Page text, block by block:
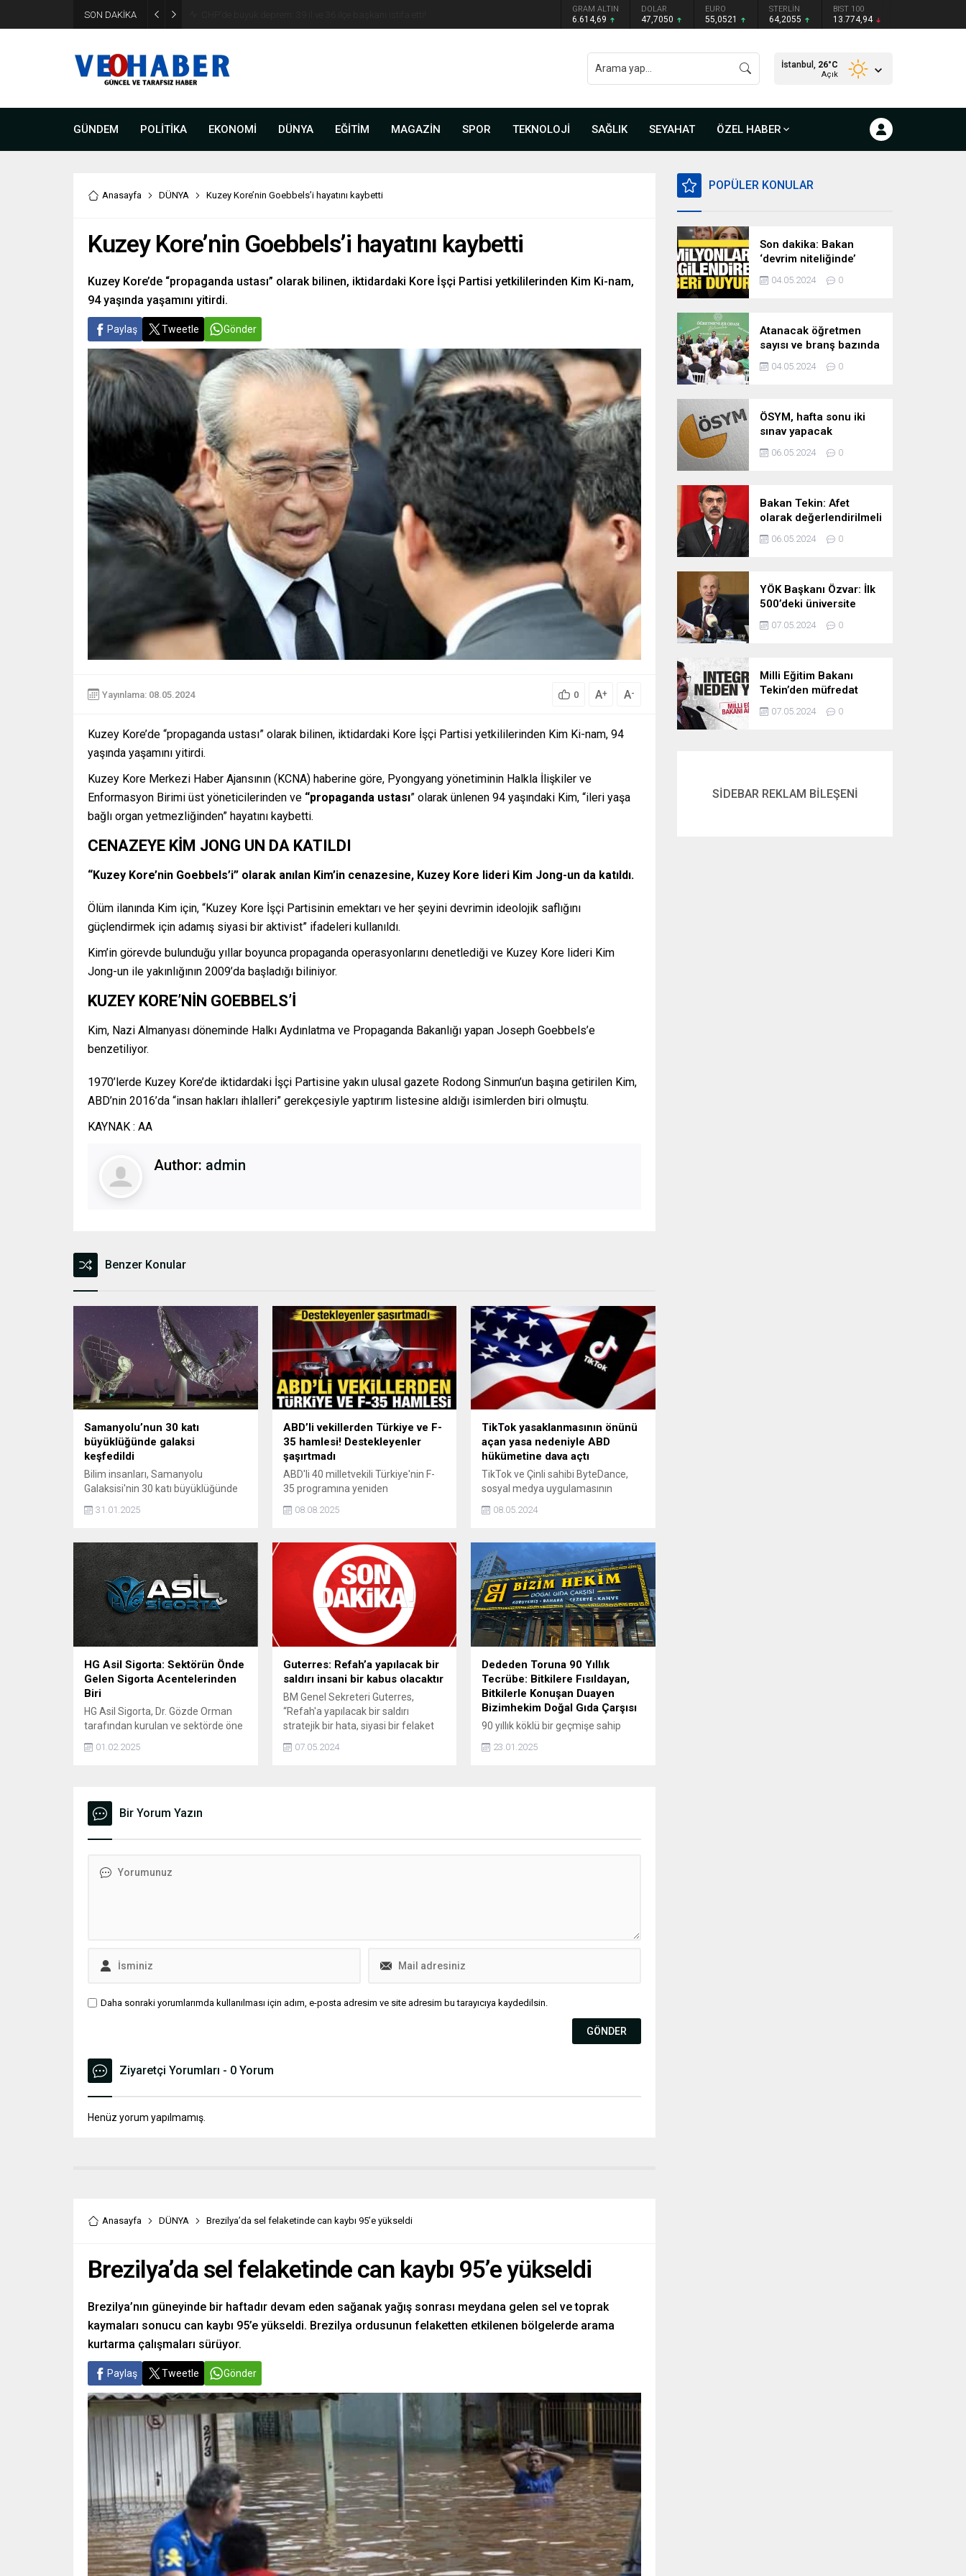
SON DAKİKA GRAM ALTIN
6.614,69
DOLAR
47,7050
EURO
55,0521
STERLİN
64,2055
BIST 100
13.774,94
İstanbul, 26°C
Açık
GÜNDEM POLİTİKA EKONOMİ DÜNYA EĞİTİM MAGAZİN SPOR TEKNOLOJİ SAĞLIK SEYAHAT ÖZEL HABER
Anasayfa DÜNYA Kuzey Kore’nin Goebbels’i hayatını kaybetti
Kuzey Kore’nin Goebbels’i hayatını kaybetti
Kuzey Kore’de “propaganda ustası” olarak bilinen, iktidardaki Kore İşçi Partisi yetkililerinden Kim Ki-nam,
94 yaşında yaşamını yitirdi.
Paylaş Tweetle Gönder
Yayınlama: 08.05.2024 0 A+ A-
Kuzey Kore’de “propaganda ustası” olarak bilinen, iktidardaki Kore İşçi Partisi yetkililerinden Kim Ki-nam, 94
yaşında yaşamını yitirdi.
Kuzey Kore Merkezi Haber Ajansının (KCNA) haberine göre, Pyongyang yönetiminin Halkla İlişkiler ve
Enformasyon Birimi üst yöneticilerinden ve “propaganda ustası” olarak ünlenen 94 yaşındaki Kim, “ileri yaşa
bağlı organ yetmezliğinden” hayatını kaybetti.
CENAZEYE KİM JONG UN DA KATILDI
“Kuzey Kore’nin Goebbels’i” olarak anılan Kim’in cenazesine, Kuzey Kore lideri Kim Jong-un da katıldı.
Ölüm ilanında Kim için, “Kuzey Kore İşçi Partisinin emektarı ve her şeyini devrimin ideolojik saflığını
güçlendirmek için adamış siyasi bir aktivist” ifadeleri kullanıldı.
Kim’in görevde bulunduğu yıllar boyunca propaganda operasyonlarını denetlediği ve Kuzey Kore lideri Kim
Jong-un ile yakınlığının 2009’da başladığı biliniyor.
KUZEY KORE’NİN GOEBBELS’İ
Kim, Nazi Almanyası döneminde Halkı Aydınlatma ve Propaganda Bakanlığı yapan Joseph Goebbels’e
benzetiliyor.
1970’lerde Kuzey Kore’de iktidardaki İşçi Partisine yakın ulusal gazete Rodong Sinmun’un başına getirilen Kim,
ABD’nin 2016’da “insan hakları ihlalleri” gerekçesiyle yaptırım listesine aldığı isimlerden biri olmuştu.
KAYNAK : AA
Author: admin
Benzer Konular
Samanyolu’nun 30 katı
büyüklüğünde galaksi
keşfedildi
Bilim insanları, Samanyolu
Galaksisi'nin 30 katı büyüklüğünde
ve 3 milyon ışık yılı uzunluğundaki
yeni bir radyo galaksi keşfetti.
31.01.2025
ABD’li vekillerden Türkiye ve F-
35 hamlesi! Destekleyenler
şaşırtmadı
ABD'li 40 milletvekili Türkiye'nin F-
35 programına yeniden
entegrasyonuna Dışişleri
Bakanlığı'na çağrıda bulundu.
yönelik CAATSA yaptırımlarını da
sürdürmeye çağırdı.
08.08.2025
TikTok yasaklanmasının önünü
açan yasa nedeniyle ABD
hükümetine dava açtı
TikTok ve Çinli sahibi ByteDance,
sosyal medya uygulamasının
devredilmesinin, devredilmemesi
halinde ise yasaklanmasının önünü
hükümetine dava açtı.
08.05.2024
HG Asil Sigorta: Sektörün Önde
Gelen Sigorta Acentelerinden
Biri
HG Asil Sigorta, Dr. Gözde Orman
tarafından kurulan ve sektörde öne
ve güven veren yaklaşımıyla, sigorta
01.02.2025
Guterres: Refah’a yapılacak bir
saldırı insani bir kabus olacaktır
BM Genel Sekreteri Guterres,
“Refah'a yapılacak bir saldırı
stratejik bir hata, siyasi bir felaket
ifadelerini kullandı.
07.05.2024
Dededen Toruna 90 Yıllık
Tecrübe: Bitkilere Fısıldayan,
Bitkilerle Konuşan Duayen
Bizimhekim Doğal Gıda Çarşısı
90 yıllık köklü bir geçmişe sahip
dededen toruna aktarılan bilgi
23.01.2025
Bir Yorum Yazın
Daha sonraki yorumlarımda kullanılması için adım, e-posta adresim ve site adresim bu tarayıcıya kaydedilsin.
Ziyaretçi Yorumları - 0 Yorum
Henüz yorum yapılmamış.
Anasayfa DÜNYA Brezilya’da sel felaketinde can kaybı 95’e yükseldi
Brezilya’da sel felaketinde can kaybı 95’e yükseldi
Brezilya’nın güneyinde bir haftadır devam eden sağanak yağış sonrası meydana gelen sel ve toprak
kaymaları sonucu can kaybı 95’e yükseldi. Brezilya ordusunun felaketten etkilenen bölgelerde arama
kurtarma çalışmaları sürüyor.
Paylaş Tweetle Gönder
POPÜLER KONULAR
Son dakika: Bakan
‘devrim niteliğinde’
deyip duyurdu!
Milyonları ilgilendiren
04.05.2024 0
Atanacak öğretmen
sayısı ve branş bazında
kontenjan dağılımları
pazartesi belli oluyor
04.05.2024 0
ÖSYM, hafta sonu iki
sınav yapacak
06.05.2024 0
Bakan Tekin: Afet
olarak değerlendirilmeli
06.05.2024 0
YÖK Başkanı Özvar: İlk
500’deki üniversite
sayımızı 10’a çıkarmayı
hedefliyoruz
07.05.2024 0
Milli Eğitim Bakanı
Tekin’den müfredat
açıklaması! İntegral
neden yok? İşte
07.05.2024 0
SİDEBAR REKLAM BİLEŞENİ